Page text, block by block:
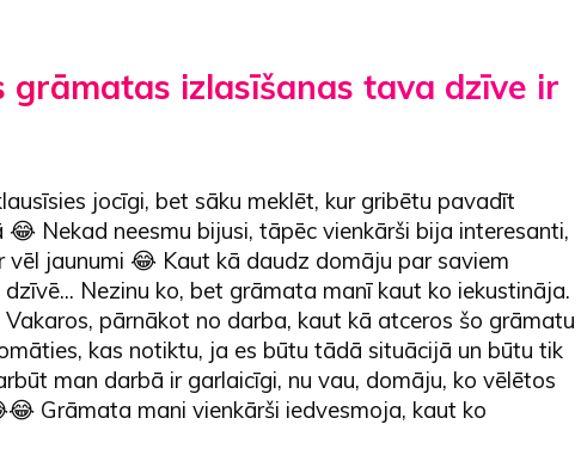
grāmatas izlasīšanas tava dzīve ir
jocīgi, bet sāku meklēt, kur gribētu pavadīt
Nekad neesmu bijusi, tāpēc vienkārši bija interesanti,
vēl jaunumi 😂 Kaut kā daudz domāju par saviem
Nezinu ko, bet grāmata manī kaut ko iekustināja.
pārnākot no darba, kaut kā atceros šo grāmatu
kas notiktu, ja es būtu tādā situācijā un būtu tik
man darbā ir garlaicīgi, nu vau, domāju, ko vēlētos
Grāmata mani vienkārši iedvesmoja, kaut ko